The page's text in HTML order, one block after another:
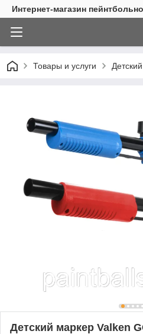
Интернет-магазин
Товары и услуги
Детский маркер Valken